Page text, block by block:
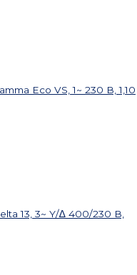
Eco VS, 1~ 230 В, 1,10
13, 3~ Y/∆ 400/230 В,